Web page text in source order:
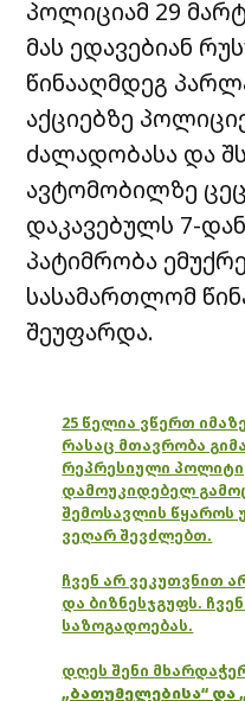
პოლიციამ 29
მას ედავებიან
წინააღმდეგ
აქციებზე
ძალადობასა და
ავტომობილზე
დაკავებულს 7-
პატიმრობა
სასამართლომ
შეუფარდა.
25 წელია ვწერთ
რასაც მთავრობა
რეპრესიული
დამოუკიდებელ
შემოსავლის წყაროს
ვეღარ შევძლებთ.
ჩვენ არ ვეკუთვნით
და ბიზნესჯგუფს.
საზოგადოებას.
დღეს შენი
„ბათუმელებისა“ და